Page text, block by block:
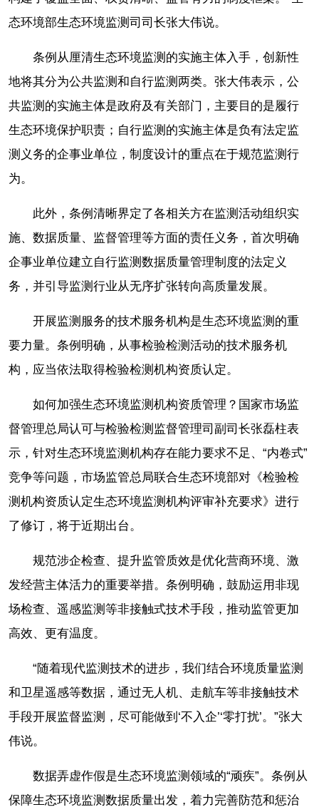
态环境部生态环境监测司司长张大伟说。
条例从厘清生态环境监测的实施主体入手，创新性
地将其分为公共监测和自行监测两类。张大伟表示，公
共监测的实施主体是政府及有关部门，主要目的是履行
生态环境保护职责；自行监测的实施主体是负有法定监
测义务的企事业单位，制度设计的重点在于规范监测行
为。
此外，条例清晰界定了各相关方在监测活动组织实
施、数据质量、监督管理等方面的责任义务，首次明确
企事业单位建立自行监测数据质量管理制度的法定义
务，并引导监测行业从无序扩张转向高质量发展。
开展监测服务的技术服务机构是生态环境监测的重
要力量。条例明确，从事检验检测活动的技术服务机
构，应当依法取得检验检测机构资质认定。
如何加强生态环境监测机构资质管理？国家市场监
督管理总局认可与检验检测监督管理司副司长张磊柱表
示，针对生态环境监测机构存在能力要求不足、“内卷式”
竞争等问题，市场监管总局联合生态环境部对《检验检
测机构资质认定生态环境监测机构评审补充要求》进行
了修订，将于近期出台。
规范涉企检查、提升监管质效是优化营商环境、激
发经营主体活力的重要举措。条例明确，鼓励运用非现
场检查、遥感监测等非接触式技术手段，推动监管更加
高效、更有温度。
“随着现代监测技术的进步，我们结合环境质量监测
和卫星遥感等数据，通过无人机、走航车等非接触技术
手段开展监督监测，尽可能做到‘不入企’‘零打扰’。”张大
伟说。
数据弄虚作假是生态环境监测领域的“顽疾”。条例从
保障生态环境监测数据质量出发，着力完善防范和惩治